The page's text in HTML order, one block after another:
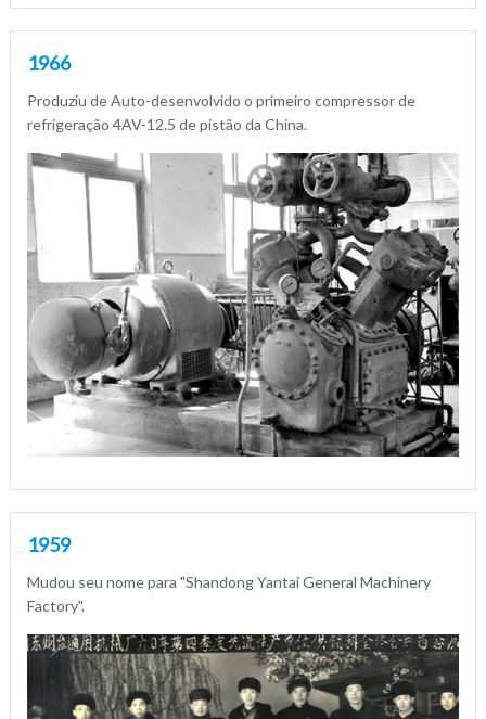
1966
Produziu de Auto-desenvolvido o primeiro compressor de
refrigeração 4AV-12.5 de pistão da China.
1959
Mudou seu nome para "Shandong Yantai General Machinery
Factory".